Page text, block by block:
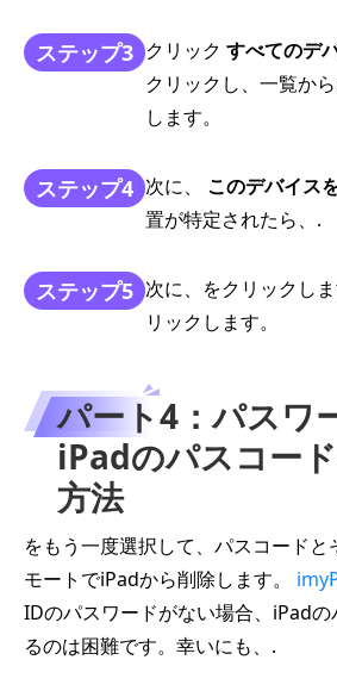
ステップ3 クリック すべてのデ
クリックし、一覧か
します。
ステップ4 次に、 このデバイス
置が特定されたら、.
ステップ5 次に、をクリックし
リックします。
パート4：パスワ
iPadのパスコー
方法
をもう一度選択して、パスコードと
モートでiPadから削除します。
IDのパスワードがない場合、iPad
るのは困難です。幸いにも、.